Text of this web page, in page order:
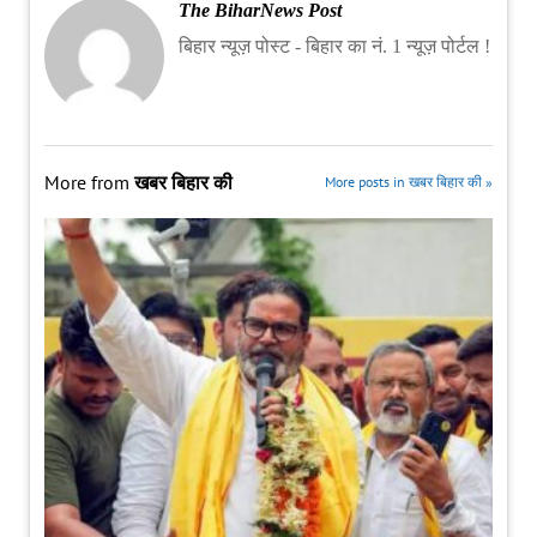
The BiharNews Post
बिहार न्यूज़ पोस्ट - बिहार का नं. 1 न्यूज़ पोर्टल !
More fromखबर बिहार की More posts in खबर बिहार की »